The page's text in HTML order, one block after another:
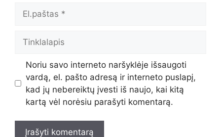
Noriu savo interneto naršyklėje išsaugoti
vardą, el. pašto adresą ir interneto puslapį,
kad jų nebereiktų įvesti iš naujo, kai kitą
kartą vėl norėsiu parašyti komentarą.